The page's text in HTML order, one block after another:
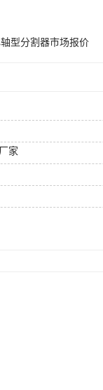
型分割器市场报价
家